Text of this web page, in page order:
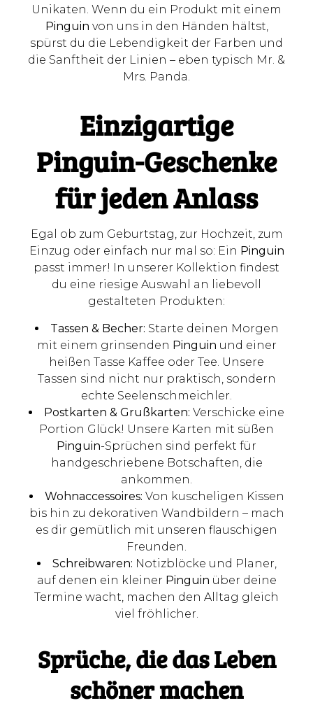
Unikaten. Wenn du ein Produkt mit einem
Pinguin von uns in den Händen hältst,
spürst du die Lebendigkeit der Farben und
die Sanftheit der Linien – eben typisch Mr. &
Mrs. Panda.
Einzigartige
Pinguin-Geschenke
für jeden Anlass
Egal ob zum Geburtstag, zur Hochzeit, zum
Einzug oder einfach nur mal so: Ein Pinguin
passt immer! In unserer Kollektion findest
du eine riesige Auswahl an liebevoll
gestalteten Produkten:
Tassen & Becher: Starte deinen Morgen
mit einem grinsenden Pinguin und einer
heißen Tasse Kaffee oder Tee. Unsere
Tassen sind nicht nur praktisch, sondern
echte Seelenschmeichler.
Postkarten & Grußkarten: Verschicke eine
Portion Glück! Unsere Karten mit süßen
Pinguin-Sprüchen sind perfekt für
handgeschriebene Botschaften, die
ankommen.
Wohnaccessoires: Von kuscheligen Kissen
bis hin zu dekorativen Wandbildern – mach
es dir gemütlich mit unseren flauschigen
Freunden.
Schreibwaren: Notizblöcke und Planer,
auf denen ein kleiner Pinguin über deine
Termine wacht, machen den Alltag gleich
viel fröhlicher.
Sprüche, die das Leben
schöner machen